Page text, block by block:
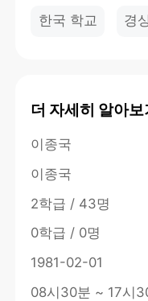
한국 학교 경
더 자세히 알아보
이종국
이종국
2학급 / 43명
0학급 / 0명
1981-02-01
08시30분 ~ 17시